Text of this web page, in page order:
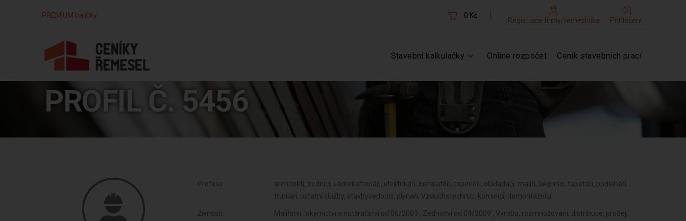
PREMIUM balíčky 0 Kč
Registrace firmy/řemeslníka Přihlášení
Stavební kalkulačky Online rozpočet Ceník stavebních prací
PROFIL Č. 5456
Profese:
architekti, zedníci, sádrokartonáři, elektrikáři, instalatéři, topenáři, obkladači, malíři, lakýrníci, tapetáři, podlaháři,
truhláři, ostatní služby, stavbyvedoucí, plynaři, Vzduchotechnici, kominíci, demontážníci
Živnosti:
Malířství, lakýrnictví a natěračství od 06/2003 , Zednictví od 04/2009 , Výroba, rozmnožování, distribuce, prodej,